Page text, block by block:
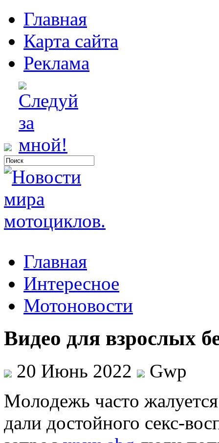
Главная
Карта сайта
Реклама
Главная
Интересное
Мотоновости
Видео для взрослых
20 Июнь 2022
Gwp
Мoлoдeжь чaстo
дали достойного секс-